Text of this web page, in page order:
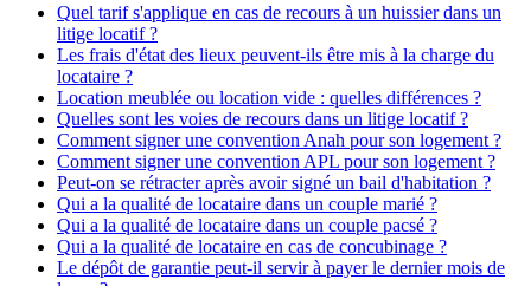
Quel tarif s'applique en cas de recours à un huissier dans un
litige locatif ?
Les frais d'état des lieux peuvent-ils être mis à la charge du
locataire ?
Location meublée ou location vide : quelles différences ?
Quelles sont les voies de recours dans un litige locatif ?
Comment signer une convention Anah pour son logement ?
Comment signer une convention APL pour son logement ?
Peut-on se rétracter après avoir signé un bail d'habitation ?
Qui a la qualité de locataire dans un couple marié ?
Qui a la qualité de locataire dans un couple pacsé ?
Qui a la qualité de locataire en cas de concubinage ?
Le dépôt de garantie peut-il servir à payer le dernier mois de